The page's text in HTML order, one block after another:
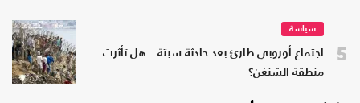
5
سياسة
اجتماع أوروبي طارئ بعد حادثة سبتة.. هل تأثرت
منطقة الشنغن؟